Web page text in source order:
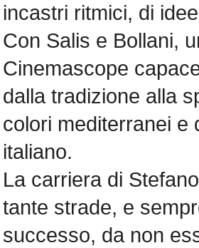
incastri ritmici, di
Con Salis e Bollani,
Cinemascope
dalla tradizione alla
colori mediterranei e
italiano.
La carriera di
tante strade, e
successo, da non